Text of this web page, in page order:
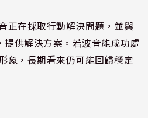
正在採取行動解決問題，並與
提供解決方案。若波音能成功處
象，長期看來仍可能回歸穩定